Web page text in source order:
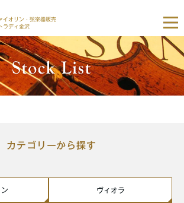
イオリン・弦楽器販売
ラディ金沢
カテゴリーから探す
ン ヴィオラ